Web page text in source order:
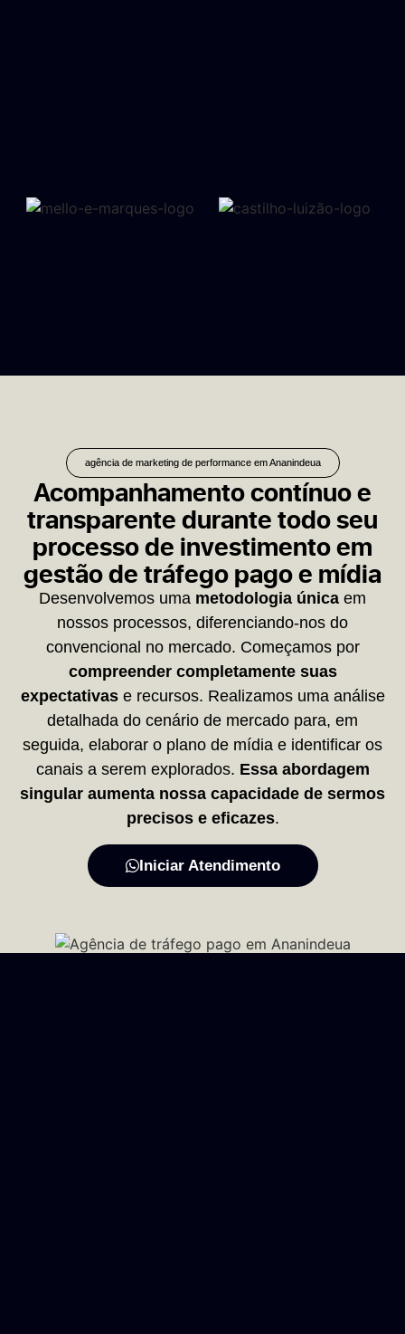
agência de marketing de performance em Ananindeua
Acompanhamento contínuo e
transparente durante todo seu
processo de investimento em
gestão de tráfego pago e mídia
Desenvolvemos uma metodologia única em
nossos processos, diferenciando-nos do
convencional no mercado. Começamos por
compreender completamente suas
expectativase recursos. Realizamos uma análise
detalhada do cenário de mercado para, em
seguida, elaborar o plano de mídia e identificar os
canais a serem explorados. Essa abordagem
singular aumenta nossa capacidade de sermos
precisos e eficazes.
Iniciar Atendimento